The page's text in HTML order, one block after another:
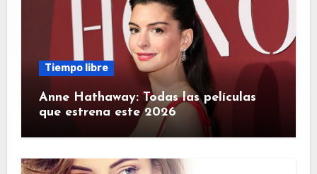
Tiempo libre
Anne Hathaway: Todas las películas
que estrena este 2026